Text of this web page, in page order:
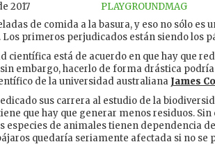
2017
PLAYGROUNDMAG
de comida a la basura, y eso no sólo
Los primeros perjudicados están siendo los
científica está de acuerdo en que hay que
embargo, hacerlo de forma drástica
de la universidad australiana James
sus carrera al estudio de la
que hay que generar menos residuos.
especies de animales tienen dependencia
quedaría seriamente afectada si no se